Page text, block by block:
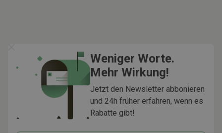
Weniger Worte.
Mehr Wirkung!
Jetzt den Newsletter abbonieren
und 24h früher erfahren, wenn es
Rabatte gibt!